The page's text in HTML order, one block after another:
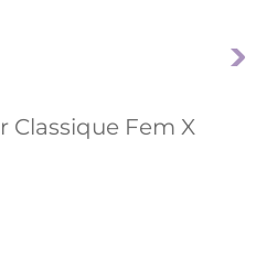
Classique Fem X